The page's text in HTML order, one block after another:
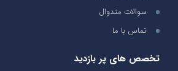
سوالات متدوال
تماس با ما
تخصص های پر بازدید